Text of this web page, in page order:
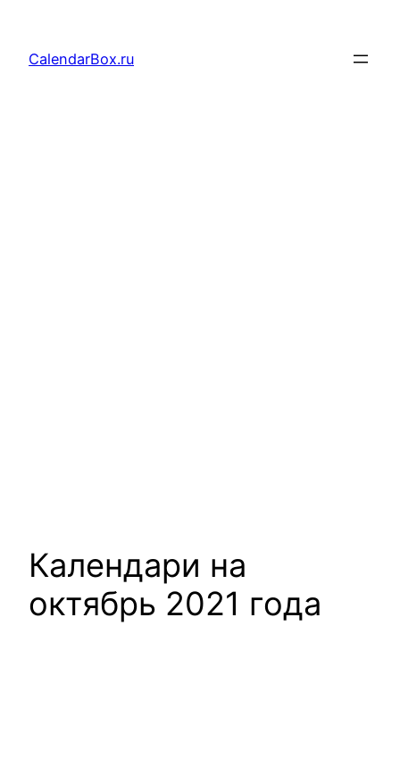
содержимому
CalendarBox.ru
Календари на
октябрь 2021 года